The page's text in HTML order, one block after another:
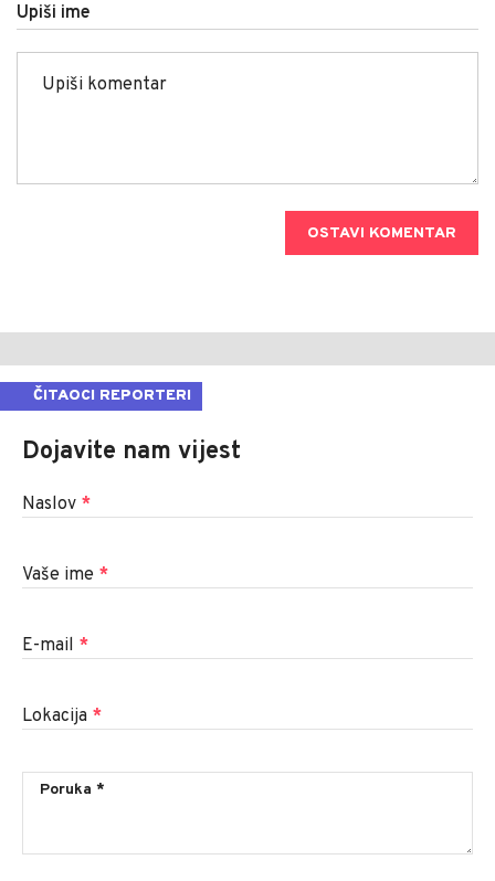
Upiši ime
OSTAVI KOMENTAR
ČITAOCI REPORTERI
Dojavite nam vijest
Naslov *
Vaše ime *
E-mail *
Lokacija *